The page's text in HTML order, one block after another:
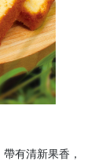
有清新果香，